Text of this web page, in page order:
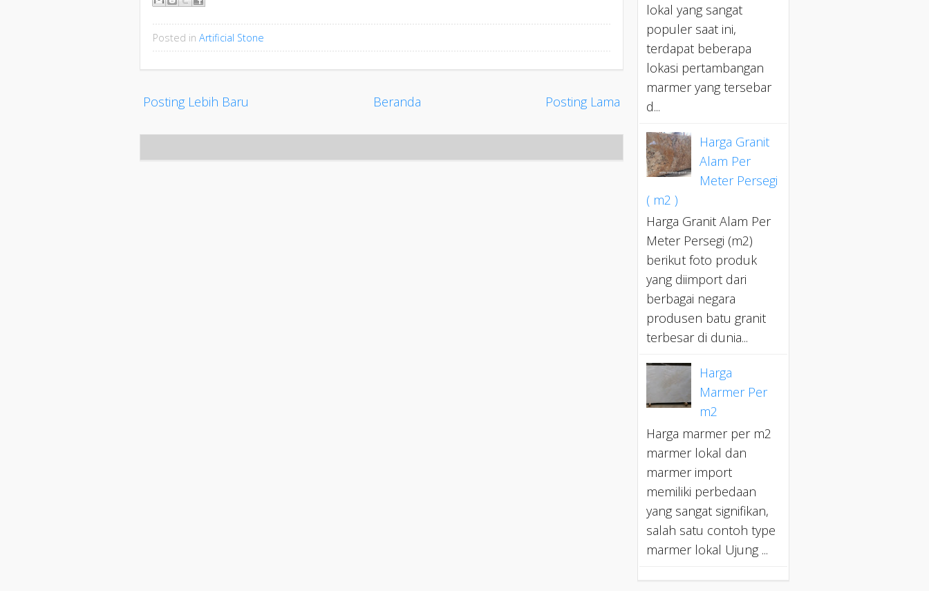
Posted in Artificial Stone
Posting Lebih Baru Posting Lama
Beranda
lokal yang sangat
populer saat ini,
terdapat beberapa
lokasi pertambangan
marmer yang tersebar
d...
Harga Granit
Alam Per
Meter Persegi
( m2 )
Harga Granit Alam Per
Meter Persegi (m2)
berikut foto produk
yang diimport dari
berbagai negara
produsen batu granit
terbesar di dunia...
Harga
Marmer Per
m2
Harga marmer per m2
marmer lokal dan
marmer import
memiliki perbedaan
yang sangat signifikan,
salah satu contoh type
marmer lokal Ujung ...